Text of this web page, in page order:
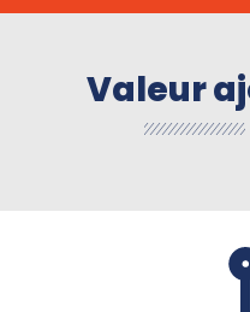
Valeur